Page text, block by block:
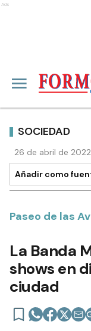
Ads
SOCIEDAD
26 de abril de
Añadir como
Paseo de las
La Banda
shows en
ciudad